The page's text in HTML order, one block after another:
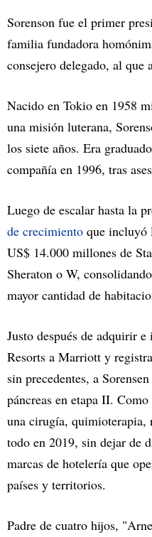
Sorenson fue el primer
familia fundadora
consejero delegado, al que
Nacido en Tokio en 1958
una misión luterana,
los siete años. Era
compañía en 1996, tras
Luego de escalar hasta la
de crecimiento que incluyó
US$ 14.000 millones de
Sheraton o W,
mayor cantidad de
Justo después de adquirir
Resorts a Marriott y
sin precedentes, a
páncreas en etapa II.
una cirugía, quimioterapia,
todo en 2019, sin dejar de
marcas de hotelería que
países y territorios.
Padre de cuatro hijos,